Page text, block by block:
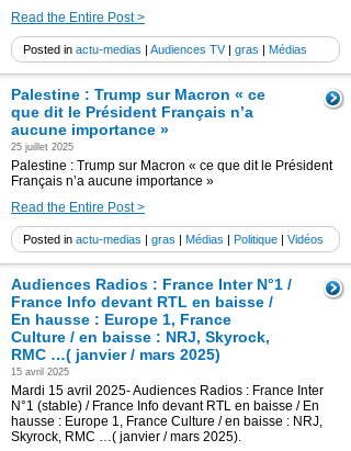
Read the Entire Post >
Posted in actu-medias | Audiences TV| gras | Médias
Palestine : Trump sur Macron « ce
que dit le Président Français n’a
aucune importance »
25 juillet 2025
Palestine : Trump sur Macron « ce que dit le Président
Français n’a aucune importance »
Read the Entire Post >
Posted in actu-medias | gras | Médias | Politique | Vidéos
Audiences Radios : France Inter N°1 /
France Info devant RTL en baisse /
En hausse : Europe 1, France
Culture / en baisse : NRJ, Skyrock,
RMC …( janvier / mars 2025)
15 avril 2025
Mardi 15 avril 2025- Audiences Radios : France Inter
N°1 (stable) / France Info devant RTL en baisse / En
hausse : Europe 1, France Culture / en baisse : NRJ,
Skyrock, RMC …( janvier / mars 2025).